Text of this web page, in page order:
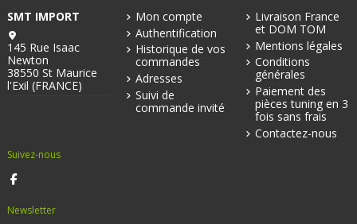
SMT IMPORT
145 Rue Isaac
Newton
38550 St Maurice
l'Exil (FRANCE)
Mon compte
Authentification
Historique de vos
commandes
Adresses
Suivi de
commande invité
Livraison France
et DOM TOM
Mentions légales
Conditions
générales
Paiement des
pièces tuning en 3
fois sans frais
Contactez-nous
Suivez-nous
Newsletter